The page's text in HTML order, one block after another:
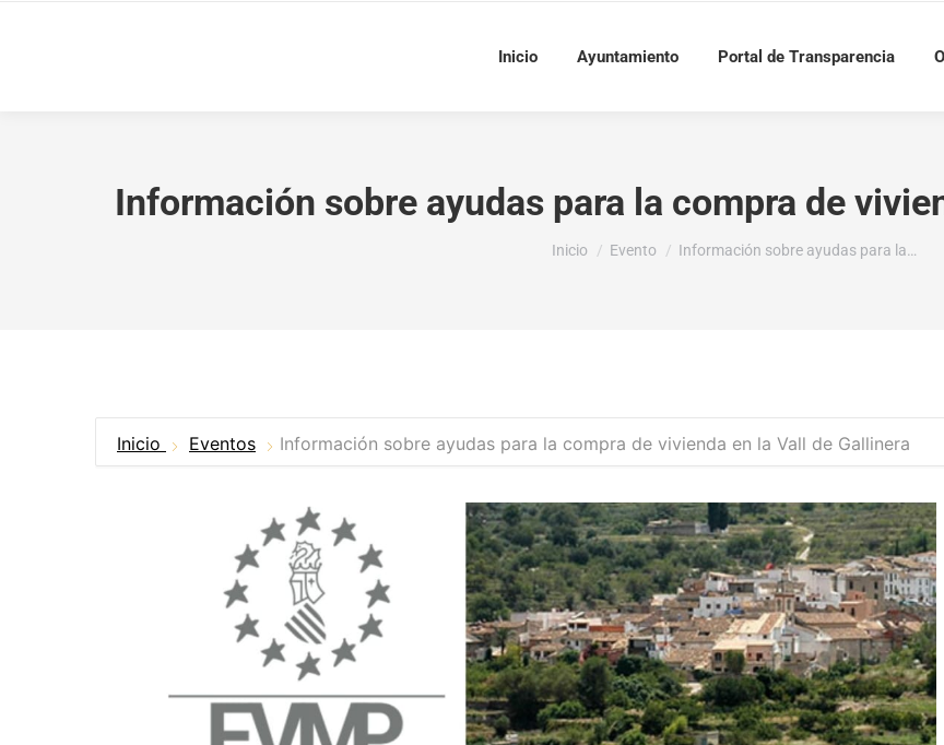
Inicio Ayuntamiento Portal de Transparencia
Información sobre ayudas para la compra de
Estás aquí:
Inicio Evento Información sobre ayudas para la…
Inicio Eventos Información sobre ayudas para la compra de vivienda en la Vall de Gallinera